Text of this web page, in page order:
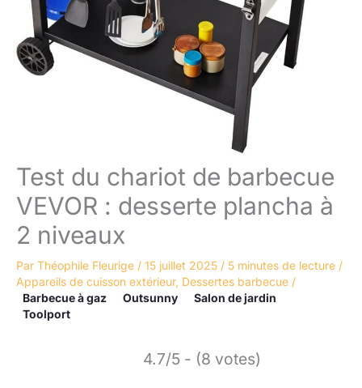
Test du chariot de barbecue
VEVOR : desserte plancha à
2 niveaux
Par Théophile Fleurige / 15 juillet 2025 / 5 minutes de lecture /
Appareils de cuisson extérieur, Dessertes barbecue /
Barbecue à gaz
Outsunny
Salon de jardin
Toolport
4.7/5 - (8 votes)